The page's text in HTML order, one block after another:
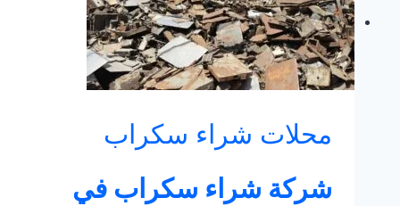
محلات شراء سكراب
شركة شراء سكراب في